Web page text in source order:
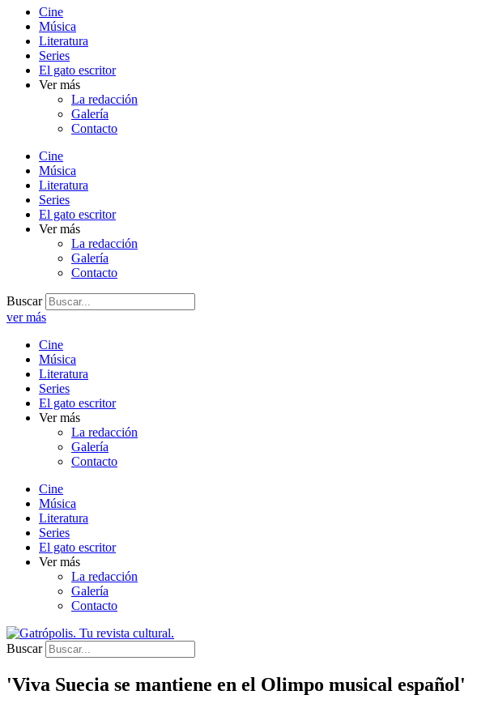
Cine
Música
Literatura
Series
El gato escritor
Ver más
La redacción
Galería
Contacto
Cine
Música
Literatura
Series
El gato escritor
Ver más
La redacción
Galería
Contacto
Buscar
ver más
Cine
Música
Literatura
Series
El gato escritor
Ver más
La redacción
Galería
Contacto
Cine
Música
Literatura
Series
El gato escritor
Ver más
La redacción
Galería
Contacto
Buscar
'Viva Suecia se mantiene en el Olimpo musical español'